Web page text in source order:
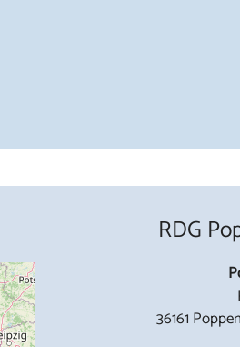
RDG
36161